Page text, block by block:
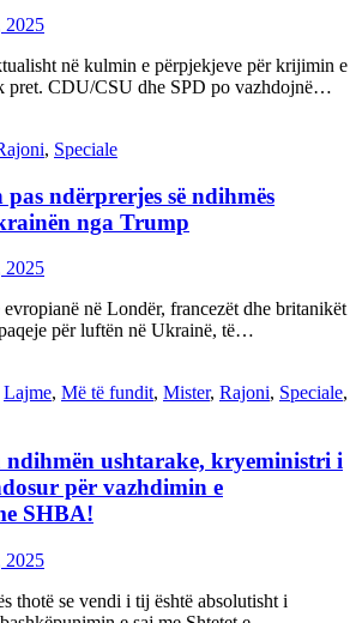
2025
në kulmin e përpjekjeve për krijimin e
pret. CDU/CSU dhe SPD po vazhdojnë…
, Speciale
ndërprerjes së ndihmës
nga Trump
2025
në Londër, francezët dhe britanikët
për luftën në Ukrainë, të…
Lajme, Më të fundit, Mister, Rajoni, Speciale,
ushtarake, kryeministri i
për vazhdimin e
SHBA!
2025
thotë se vendi i tij është absolutisht i